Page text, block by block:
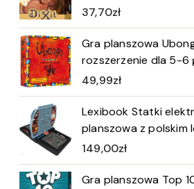
37,70zł
Gra planszowa
rozszerzenie dla 5-6
49,99zł
Lexibook Statki
planszowa z polskim
149,00zł
Gra planszowa Top